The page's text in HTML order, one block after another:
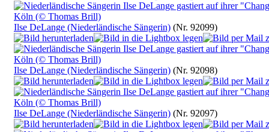
Ilse DeLange (Niederländische Sängerin) (Nr. 92099)
Ilse DeLange (Niederländische Sängerin) (Nr. 92098)
Ilse DeLange (Niederländische Sängerin) (Nr. 92097)